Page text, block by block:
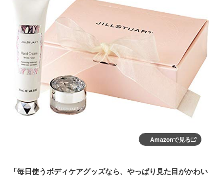
Amazonで見る
「毎日使うボディケアグッズなら、やっぱり見た目がかわい